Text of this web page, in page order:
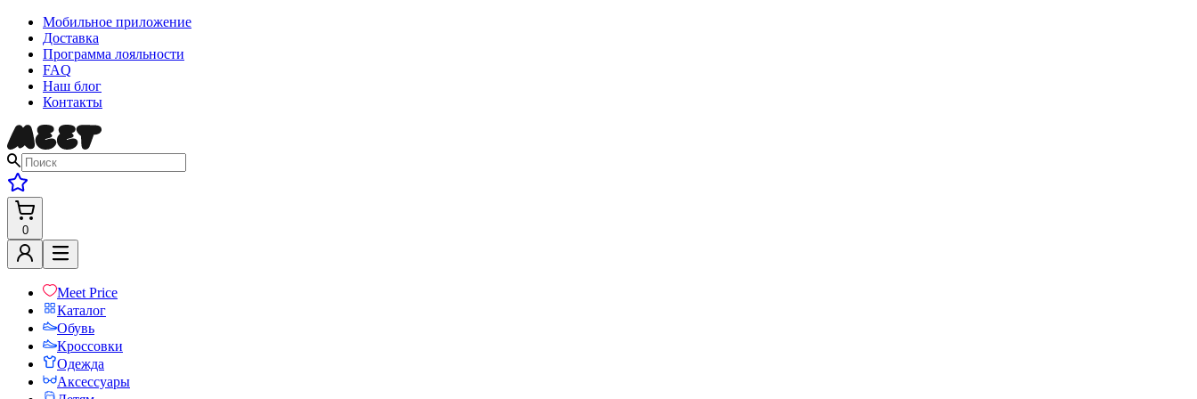
Мобильное приложение
Доставка
Программа лояльности
FAQ
Наш блог
Контакты
0
Meet Price
Каталог
Обувь
Кроссовки
Одежда
Аксессуары